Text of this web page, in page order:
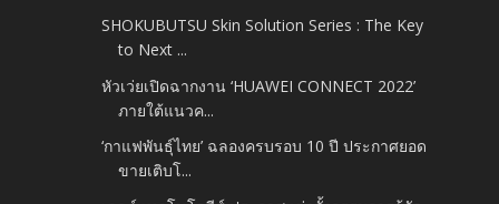
SHOKUBUTSU Skin Solution Series : The Key
to Next ...
หัวเว่ยเปิดฉากงาน ‘HUAWEI CONNECT 2022’
ภายใต้แนวค...
‘กาแฟพันธุ์ไทย’ ฉลองครบรอบ 10 ปี ประกาศยอด
ขายเติบโ...